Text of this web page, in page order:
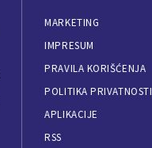
MARKETING
IMPRESUM
PRAVILA KORIŠĆENJA
POLITIKA PRIVATNOSTI
APLIKACIJE
RSS